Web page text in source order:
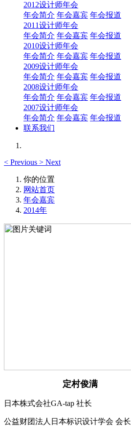
2012设计师年会
年会简介 年会嘉宾 年会报道
2011设计师年会
年会简介 年会嘉宾 年会报道
2010设计师年会
年会简介 年会嘉宾 年会报道
2009设计师年会
年会简介 年会嘉宾 年会报道
2008设计师年会
年会简介 年会嘉宾 年会报道
2007设计师年会
年会简介 年会嘉宾 年会报道
联系我们
< Previous > Next
你的位置
网站首页
年会嘉宾
2014年
定村俊满
日本株式会社GA-tap 社长
公益财团法人日本标识设计学会 会长